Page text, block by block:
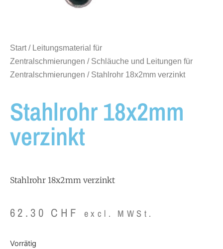
Start/ Leitungsmaterial für
Zentralschmierungen / Schläuche und Leitungen für
Zentralschmierungen / Stahlrohr 18x2mm verzinkt
Stahlrohr 18x2mm
verzinkt
Stahlrohr 18x2mm verzinkt
62.30 CHF excl. MWSt.
Vorrätig